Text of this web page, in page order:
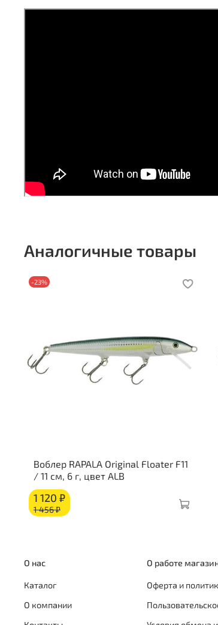
Аналогичные товары
-23%
Воблер RAPALA Original Floater F11
/ 11 см, 6 г, цвет ALB
1 120 ₽
1 456 ₽
О нас
Каталог
О компании
О работе
Оферта и